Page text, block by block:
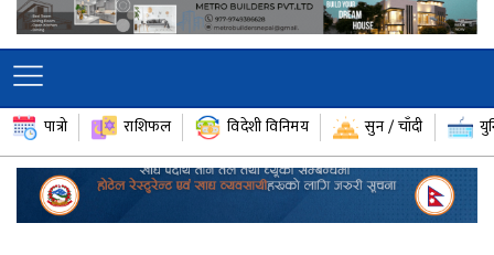
पात्रो राशिफल विदेशी विनिमय सुन / चाँदी